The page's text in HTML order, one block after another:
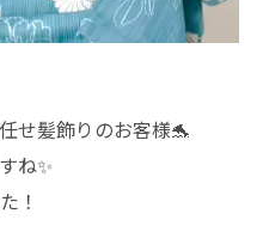
せ髪飾りのお客様🐬
ね✨
！